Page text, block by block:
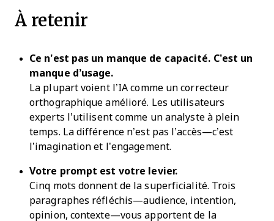
À retenir
Ce n’est pas un manque de capacité. C’est un
manque d’usage.
La plupart voient l’IA comme un correcteur
orthographique amélioré. Les utilisateurs
experts l’utilisent comme un analyste à plein
temps. La différence n’est pas l’accès—c’est
l’imagination et l’engagement.
Votre prompt est votre levier.
Cinq mots donnent de la superficialité. Trois
paragraphes réfléchis—audience, intention,
opinion, contexte—vous apportent de la